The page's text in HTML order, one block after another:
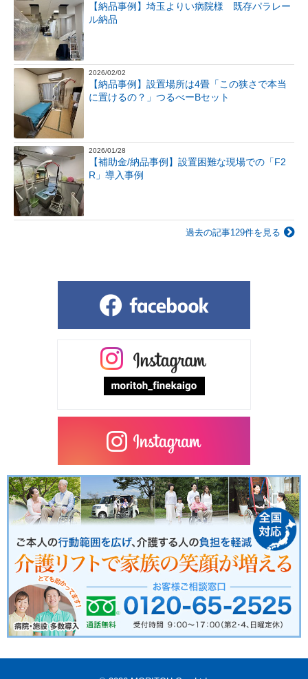
【納品事例】埼玉よりい病院様 既存パラレー
ル納品
2026/02/02
【納品事例】設置場所は4畳「この狭さで本当
に置けるの？」つるべーBセット
2026/01/28
【補助金/納品事例】設置困難な現場での「F2
R」導入事例
過去の記事129件を見る